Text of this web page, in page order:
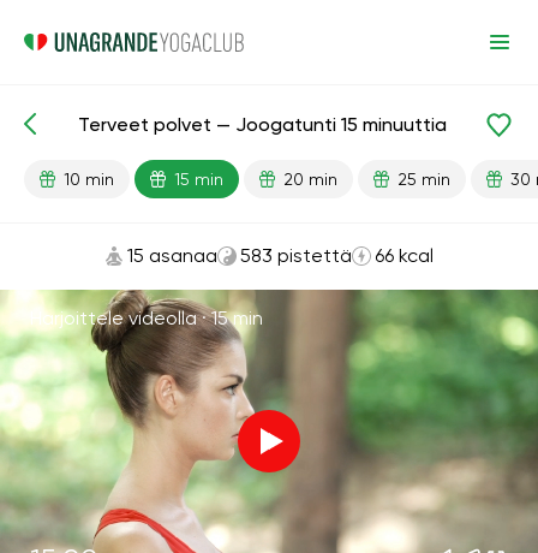
Valmiit oppitunnit Jalat Nivelet
Terveet polvet — Joogatunti 15 minuuttia
10 min 15 min 20 min 25 min 30
15 asanaa 583 pistettä 66 kcal
Harjoittele videolla ·15 min